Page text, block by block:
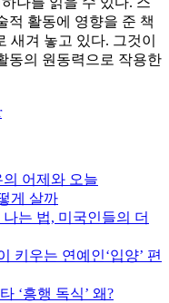
적 활동에 영향을 준 책
새겨 놓고 있다. 그것이
동의 원동력으로 작용한
어제와 오늘
게 살까
는 법, 미국인들의 더
키우는 연예인‘입양’ 편
‘흥행 독식’ 왜?